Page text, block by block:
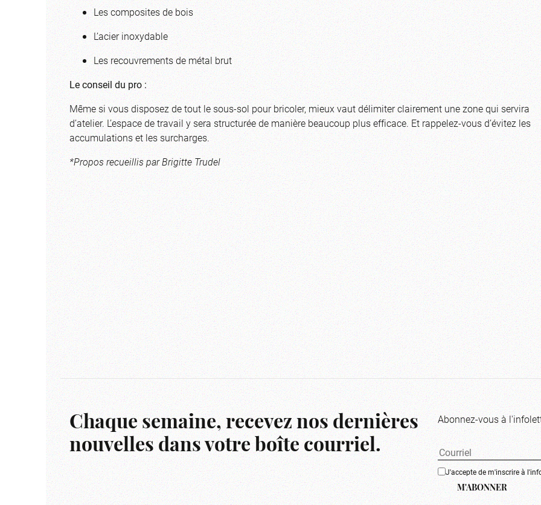
Les composites de bois
L’acier inoxydable
Les recouvrements de métal brut
Le conseil du pro :
Même si vous disposez de tout le sous-sol pour bricoler, mieux vaut délimiter clairement une zone qui servira
d’atelier. L’espace de travail y sera structurée de manière beaucoup plus efficace. Et rappelez-vous d’évitez les
accumulations et les surcharges.
*Propos recueillis par Brigitte Trudel
Chaque semaine, recevez nos dernières
nouvelles dans votre boîte courriel.
Abonnez-vous à
J'accepte de m'inscrire à
M'ABONNER